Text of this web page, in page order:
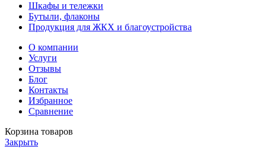
Шкафы и тележки
Бутыли, флаконы
Продукция для ЖКХ и благоустройства
О компании
Услуги
Отзывы
Блог
Контакты
Избранное
Сравнение
Корзина товаров
Закрыть